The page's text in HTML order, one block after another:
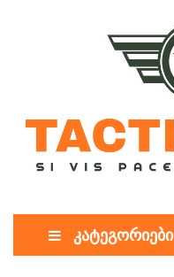
კატეგორიები